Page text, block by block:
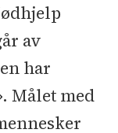
av
har
Målet med